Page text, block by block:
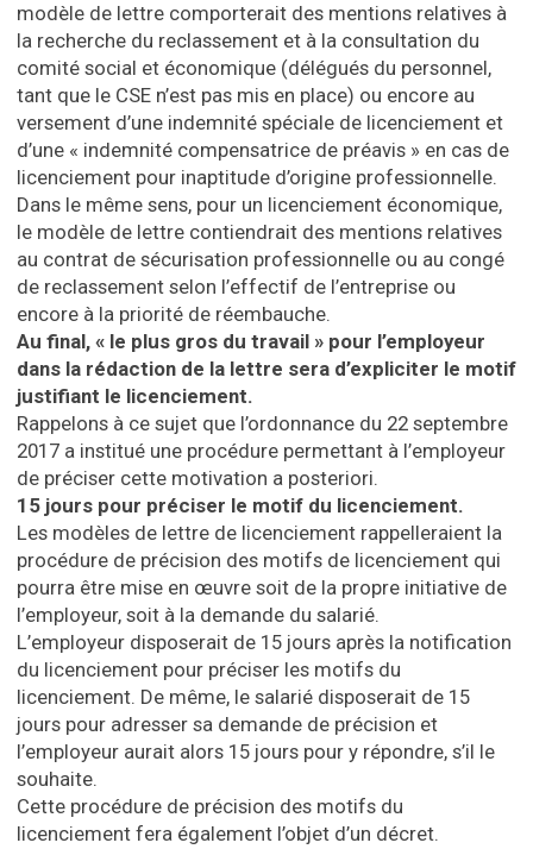
modèle de lettre comporterait des mentions relatives à
la recherche du reclassement et à la consultation du
comité social et économique (délégués du personnel,
tant que le CSE n’est pas mis en place) ou encore au
versement d’une indemnité spéciale de licenciement et
d’une « indemnité compensatrice de préavis » en cas de
licenciement pour inaptitude d’origine professionnelle.
Dans le même sens, pour un licenciement économique,
le modèle de lettre contiendrait des mentions relatives
au contrat de sécurisation professionnelle ou au congé
de reclassement selon l’effectif de l’entreprise ou
encore à la priorité de réembauche.
Au final, « le plus gros du travail » pour l’employeur
dans la rédaction de la lettre sera d’expliciter le motif
justifiant le licenciement.
Rappelons à ce sujet que l’ordonnance du 22 septembre
2017 a institué une procédure permettant à l’employeur
de préciser cette motivation a posteriori.
15 jours pour préciser le motif du licenciement.
Les modèles de lettre de licenciement rappelleraient la
procédure de précision des motifs de licenciement qui
pourra être mise en œuvre soit de la propre initiative de
l’employeur, soit à la demande du salarié.
L’employeur disposerait de 15 jours après la notification
du licenciement pour préciser les motifs du
licenciement. De même, le salarié disposerait de 15
jours pour adresser sa demande de précision et
l’employeur aurait alors 15 jours pour y répondre, s’il le
souhaite.
Cette procédure de précision des motifs du
licenciement fera également l’objet d’un décret.